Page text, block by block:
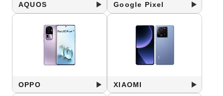
AQUOS Google Pixel
OPPO XIAOMI